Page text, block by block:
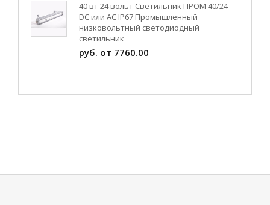
40 вт 24 вольт Светильник ПРОМ 40/24
DC или AC IP67 Промышленный
низковольтный светодиодный
светильник
руб. от 7760.00